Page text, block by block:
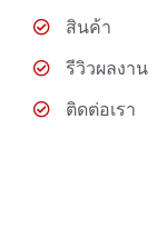
สินค้า
รีวิวผลงาน
ติดต่อเรา